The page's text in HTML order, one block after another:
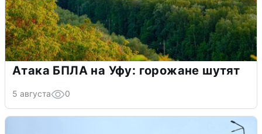
Атака БПЛА на Уфу: горожане шутят
5 августа 0